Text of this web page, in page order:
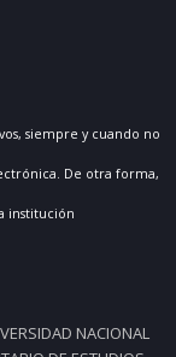
siempre y cuando no
De otra forma,
institución
NACIONAL